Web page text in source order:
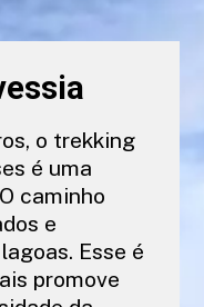
o trekking
é uma
caminho
e
Esse é
promove